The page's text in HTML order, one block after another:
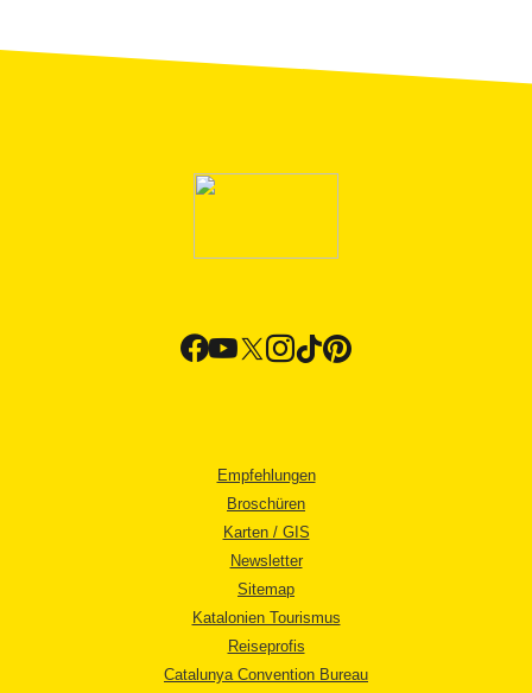
Empfehlungen
Broschüren
Karten / GIS
Newsletter
Sitemap
Katalonien Tourismus
Reiseprofis
Catalunya Convention Bureau